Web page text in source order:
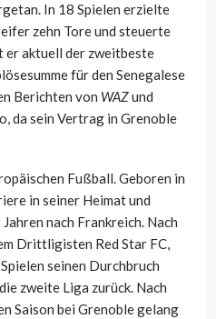
In 18 Spielen erzielte
zehn Tore und steuerte
er aktuell der zweitbeste
für den Senegalese
Berichten von WAZund
da sein Vertrag in Grenoble
Fußball. Geboren in
in seiner Heimat und
nach Frankreich. Nach
Drittligisten Red Star FC,
seinen Durchbruch
zweite Liga zurück. Nach
Saison bei Grenoble gelang